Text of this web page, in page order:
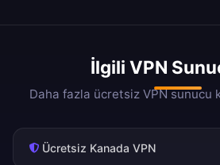
İlgili VPN
Daha fazla ücretsiz VPN sunucu
Ücretsiz Kanada VPN